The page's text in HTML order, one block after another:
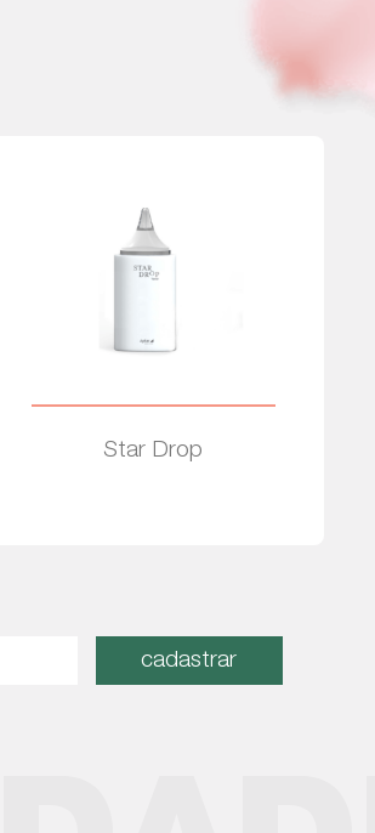
Star Drop
cadastrar